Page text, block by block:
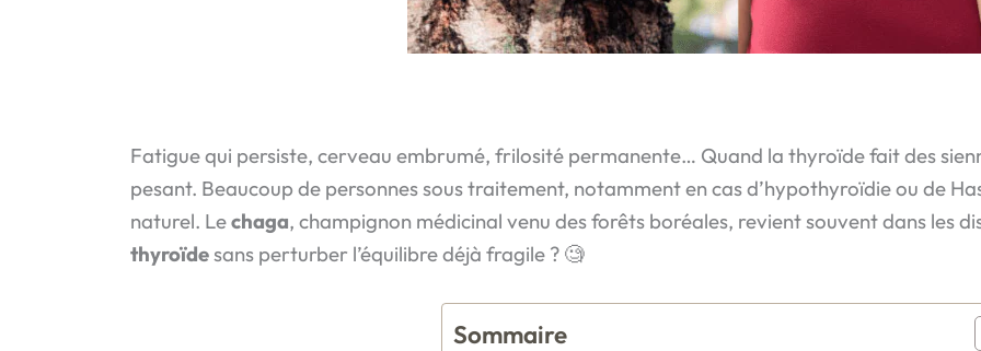
Fatigue qui persiste, cerveau embrumé, frilosité permanente… Quand la thyroïde fait des
pesant. Beaucoup de personnes sous traitement, notamment en cas d’hypothyroïdie ou de
naturel. Lechaga, champignon médicinal venu des forêts boréales, revient souvent dans les
thyroïdesans perturber l’équilibre déjà fragile ? 🧐
Sommaire